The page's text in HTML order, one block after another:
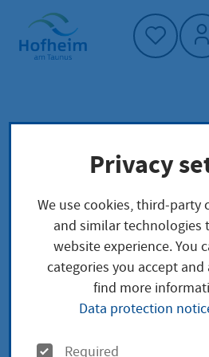
Home"
Eine Versammlung anzeigen
Eine
anzeigen
Privacy
We use cookies, third-party
and similar technologies
website experience. You
categories you accept and
find more
Data protection
O
Required